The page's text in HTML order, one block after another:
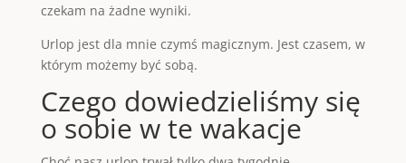
czekam na żadne wyniki.
Urlop jest dla mnie czymś magicznym. Jest czasem, w
którym możemy być sobą.
Czego dowiedzieliśmy się
o sobie w te wakacje